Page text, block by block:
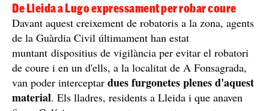
De Lleida a Lugo expressament per robar coure
Davant aquest creixement de robatoris a la zona, agents
de la Guàrdia Civil últimament han estat
muntant dispositius de vigilància per evitar el robatori
de coure i en un d'ells, a la localitat de A Fonsagrada,
van poder interceptar dues furgonetes plenes d'aquest
material. Els lladres, residents a Lleida i que anaven